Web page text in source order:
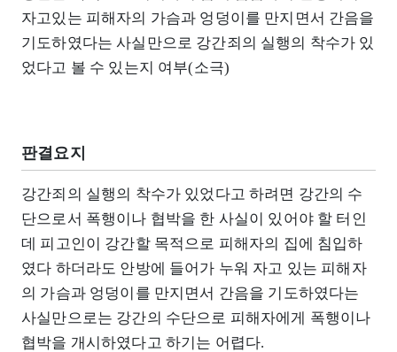
자고있는 피해자의 가슴과 엉덩이를 만지면서 간음을
기도하였다는 사실만으로 강간죄의 실행의 착수가 있
었다고 볼 수 있는지 여부(소극)
판결요지
강간죄의 실행의 착수가 있었다고 하려면 강간의 수
단으로서 폭행이나 협박을 한 사실이 있어야 할 터인
데 피고인이 강간할 목적으로 피해자의 집에 침입하
였다 하더라도 안방에 들어가 누워 자고 있는 피해자
의 가슴과 엉덩이를 만지면서 간음을 기도하였다는
사실만으로는 강간의 수단으로 피해자에게 폭행이나
협박을 개시하였다고 하기는 어렵다.